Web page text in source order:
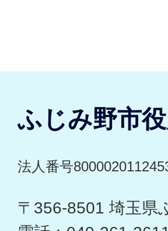
ふじみ野市
法人番号
〒356-8501 埼玉県